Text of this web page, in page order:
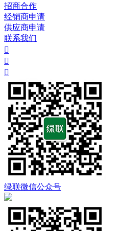
招商合作
经销商申请
供应商申请
联系我们



绿联微信公众号